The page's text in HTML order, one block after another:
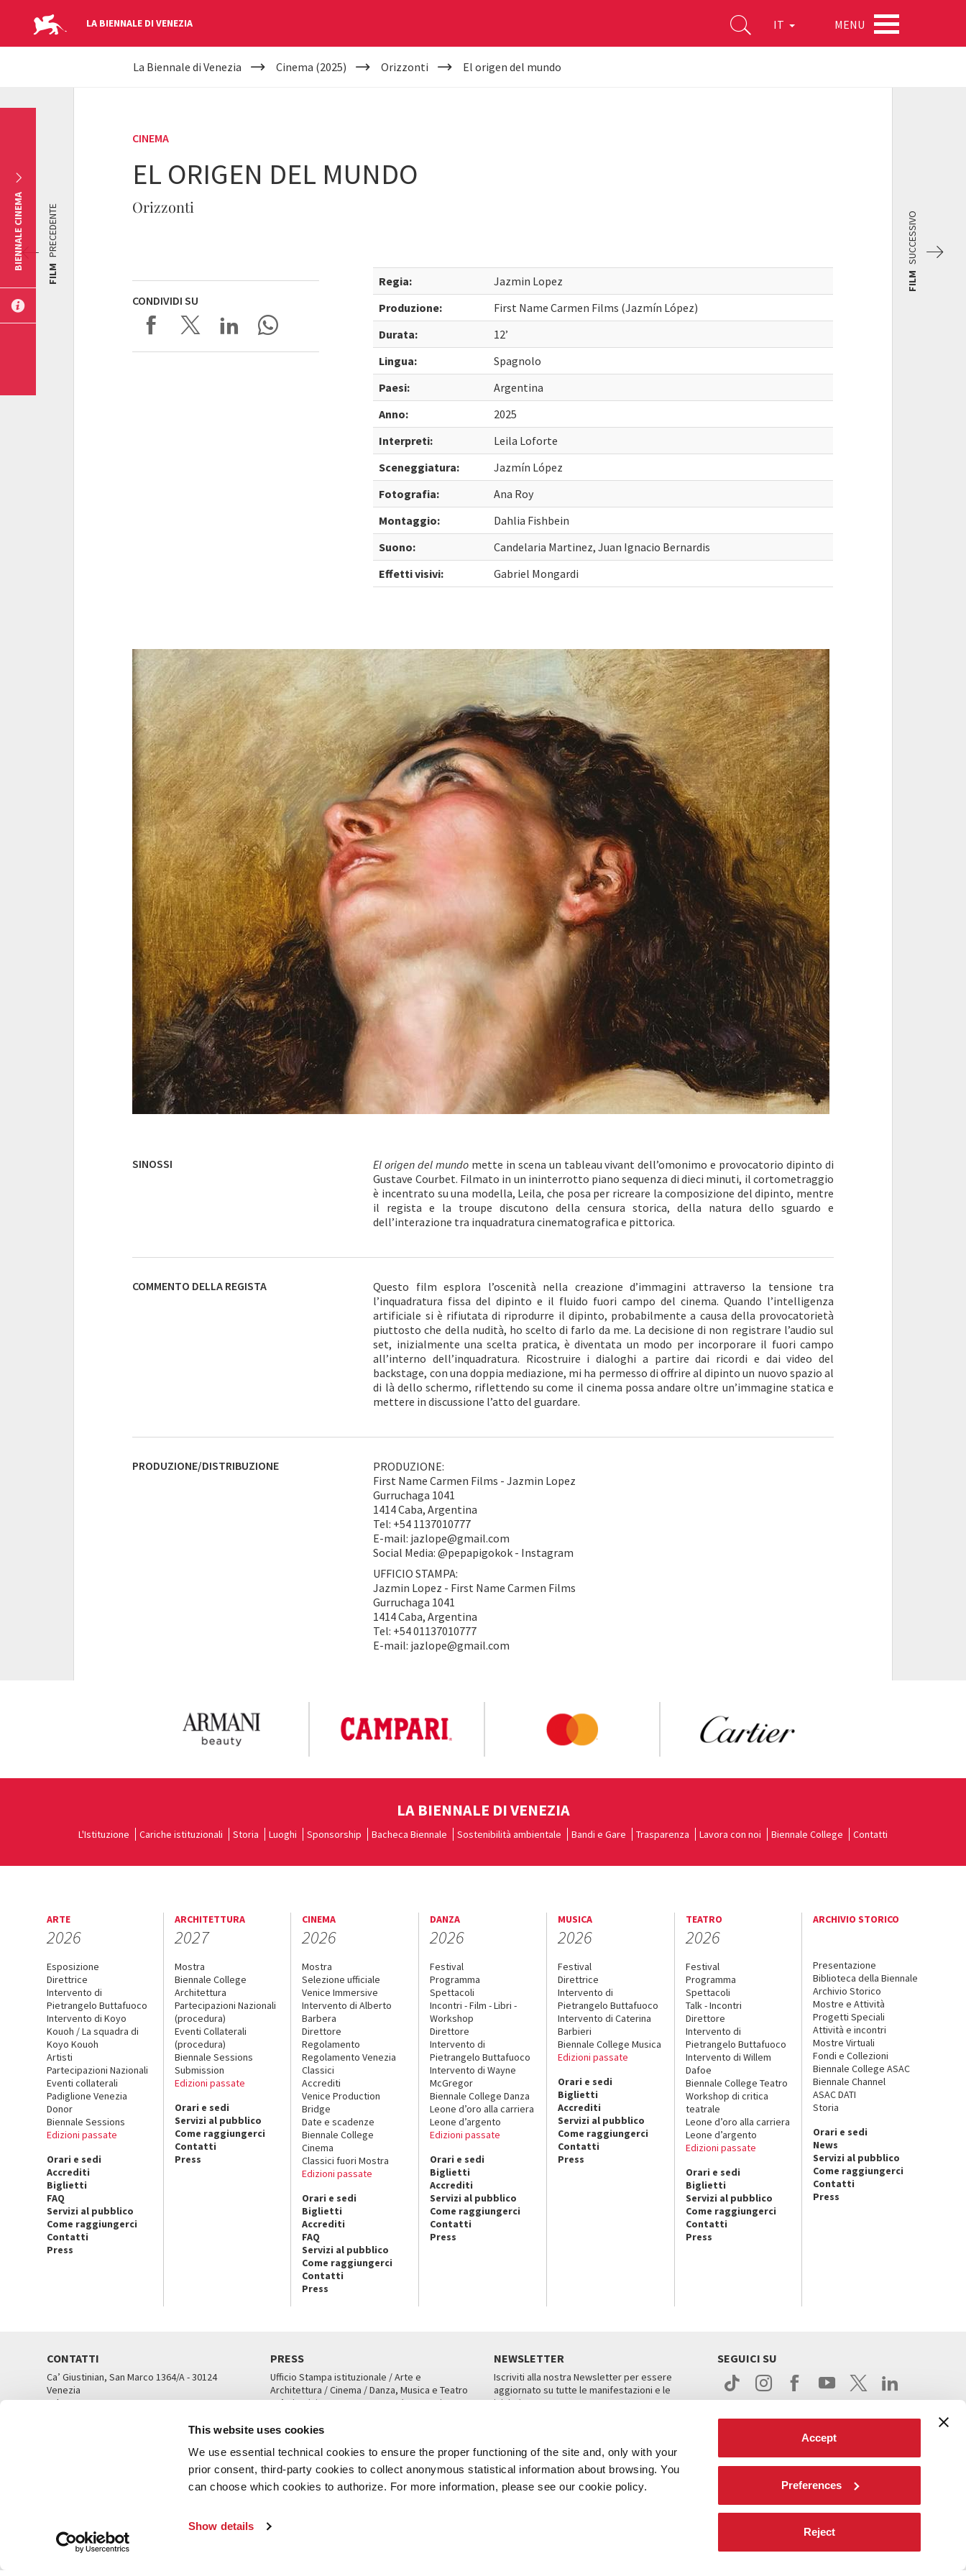
This website uses cookies
We use essential technical cookies to ensure the proper functioning of the site and, only with your
prior consent, third-party cookies to collect anonymous statistical information about browsing. You
can choose which cookies to authorize. For more information, please see our cookie policy.
Show details
Accept
Preferences
Reject
LA BIENNALE DI VENEZIA IT MENU
YOUR
La Biennale di Venezia Cinema (2025) Orizzonti El origen del mundo
CINEMA
EL ORIGEN DEL MUNDO
Orizzonti
CONDIVIDI SU
Regia:
Jazmin Lopez
Produzione:
First Name Carmen Films (Jazmín López)
Durata:
12’
Lingua:
Spagnolo
Paesi:
Argentina
Anno:
2025
Interpreti:
Leila Loforte
Sceneggiatura:
Jazmín López
Fotografia:
Ana Roy
Montaggio:
Dahlia Fishbein
Suono:
Candelaria Martinez, Juan Ignacio Bernardis
Effetti visivi:
Gabriel Mongardi
FILM
SUCCESSIVO
FILM
PRECEDENTE
SINOSSI El origen del mundo mette in scena un tableau vivant dell’omonimo e provocatorio dipinto di
Gustave Courbet. Filmato in un ininterrotto piano sequenza di dieci minuti, il cortometraggio
è incentrato su una modella, Leila, che posa per ricreare la composizione del dipinto, mentre
il regista e la troupe discutono della censura storica, della natura dello sguardo e
dell’interazione tra inquadratura cinematografica e pittorica.
COMMENTO DELLA REGISTA
Questo film esplora l’oscenità nella creazione d’immagini attraverso la tensione tra
l’inquadratura fissa del dipinto e il fluido fuori campo del cinema. Quando l’intelligenza
artificiale si è rifiutata di riprodurre il dipinto, probabilmente a causa della provocatorietà
piuttosto che della nudità, ho scelto di farlo da me. La decisione di non registrare l’audio sul
set, inizialmente una scelta pratica, è diventata un modo per incorporare il fuori campo
all’interno dell’inquadratura. Ricostruire i dialoghi a partire dai ricordi e dai video del
backstage, con una doppia mediazione, mi ha permesso di offrire al dipinto un nuovo spazio al
di là dello schermo, riflettendo su come il cinema possa andare oltre un’immagine statica e
mettere in discussione l’atto del guardare.
PRODUZIONE/DISTRIBUZIONE
PRODUZIONE:
First Name Carmen Films - Jazmin Lopez
Gurruchaga 1041
1414 Caba, Argentina
Tel: +54 1137010777
E-mail: jazlope@gmail.com
Social Media: @pepapigokok - Instagram
UFFICIO STAMPA:
Jazmin Lopez - First Name Carmen Films
Gurruchaga 1041
1414 Caba, Argentina
Tel: +54 01137010777
E-mail: jazlope@gmail.com
BIENNALE CINEMA
LA BIENNALE DI VENEZIA
L'Istituzione Cariche istituzionali Storia Luoghi Sponsorship Bacheca Biennale Sostenibilità ambientale Bandi e Gare Trasparenza Lavora con noi Biennale College Contatti
ARTE
2026
Esposizione
Direttrice
Intervento di
Pietrangelo Buttafuoco
Intervento di Koyo
Kouoh / La squadra di
Koyo Kouoh
Artisti
Partecipazioni Nazionali
Eventi collaterali
Padiglione Venezia
Donor
Biennale Sessions
Edizioni passate
Orari e sedi
Accrediti
Biglietti
FAQ
Servizi al pubblico
Come raggiungerci
Contatti
Press
ARCHITETTURA
2027
Mostra
Biennale College
Architettura
Partecipazioni Nazionali
(procedura)
Eventi Collaterali
(procedura)
Biennale Sessions
Submission
Edizioni passate
Orari e sedi
Servizi al pubblico
Come raggiungerci
Contatti
Press
CINEMA
2026
Mostra
Selezione ufficiale
Venice Immersive
Intervento di Alberto
Barbera
Direttore
Regolamento
Regolamento Venezia
Classici
Accrediti
Venice Production
Bridge
Date e scadenze
Biennale College
Cinema
Classici fuori Mostra
Edizioni passate
Orari e sedi
Biglietti
Accrediti
FAQ
Servizi al pubblico
Come raggiungerci
Contatti
Press
DANZA
2026
Festival
Programma
Spettacoli
Incontri - Film - Libri -
Workshop
Direttore
Intervento di
Pietrangelo Buttafuoco
Intervento di Wayne
McGregor
Biennale College Danza
Leone d’oro alla carriera
Leone d’argento
Edizioni passate
Orari e sedi
Biglietti
Accrediti
Servizi al pubblico
Come raggiungerci
Contatti
Press
MUSICA
2026
Festival
Direttrice
Intervento di
Pietrangelo Buttafuoco
Intervento di Caterina
Barbieri
Biennale College Musica
Edizioni passate
Orari e sedi
Biglietti
Accrediti
Servizi al pubblico
Come raggiungerci
Contatti
Press
TEATRO
2026
Festival
Programma
Spettacoli
Talk - Incontri
Direttore
Intervento di
Pietrangelo Buttafuoco
Intervento di Willem
Dafoe
Biennale College Teatro
Workshop di critica
teatrale
Leone d’oro alla carriera
Leone d’argento
Edizioni passate
Orari e sedi
Biglietti
Servizi al pubblico
Come raggiungerci
Contatti
Press
ARCHIVIO STORICO
Presentazione
Biblioteca della Biennale
Archivio Storico
Mostre e Attività
Progetti Speciali
Attività e incontri
Mostre Virtuali
Fondi e Collezioni
Biennale College ASAC
Biennale Channel
ASAC DATI
Storia
Orari e sedi
News
Servizi al pubblico
Come raggiungerci
Contatti
Press
CONTATTI
Ca’ Giustinian, San Marco 1364/A - 30124
Venezia
Tel. 041 5218711
PRESS
Ufficio Stampa istituzionale / Arte e
Architettura / Cinema / Danza, Musica e Teatro
Ca’ Giustinian, San Marco 1364/A, Venezia
UFFICI STAMPA
NEWSLETTER
Iscriviti alla nostra Newsletter per essere
aggiornato su tutte le manifestazioni e le
iniziative.
SEGUICI SU